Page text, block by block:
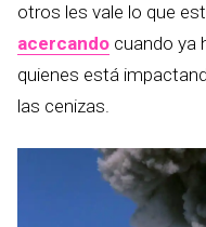
otros les vale lo que
acercando cuando ya
quienes está
las cenizas.